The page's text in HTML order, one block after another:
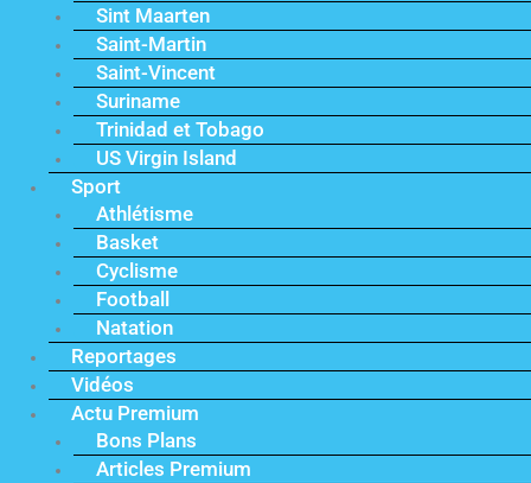
Sint Maarten
Saint-Martin
Saint-Vincent
Suriname
Trinidad et Tobago
US Virgin Island
Sport
Athlétisme
Basket
Cyclisme
Football
Natation
Reportages
Vidéos
Actu Premium
Bons Plans
Articles Premium